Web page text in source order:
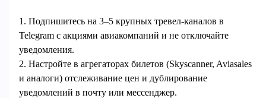
1. Подпишитесь на 3–5 крупных тревел‑каналов в
Telegram с акциями авиакомпаний и не отключайте
уведомления.
2. Настройте в агрегаторах билетов (Skyscanner, Aviasales
и аналоги) отслеживание цен и дублирование
уведомлений в почту или мессенджер.